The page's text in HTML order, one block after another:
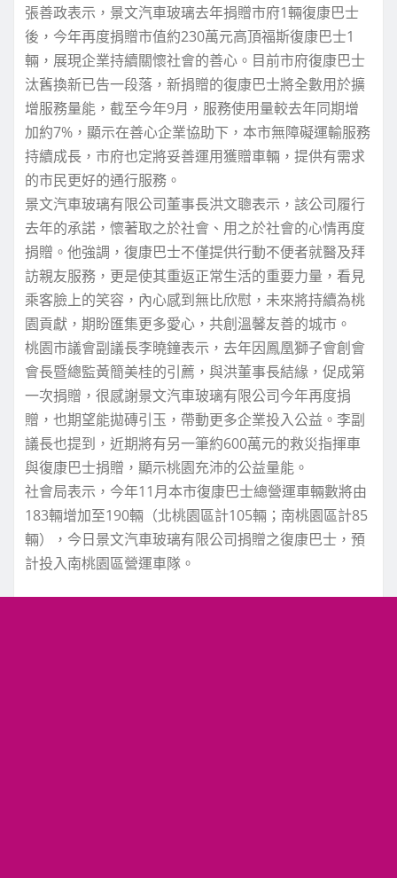
張善政表示，景文汽車玻璃去年捐贈市府1輛復康巴士
後，今年再度捐贈市值約230萬元高頂福斯復康巴士1
輛，展現企業持續關懷社會的善心。目前市府復康巴士
汰舊換新已告一段落，新捐贈的復康巴士將全數用於擴
增服務量能，截至今年9月，服務使用量較去年同期增
加約7%，顯示在善心企業協助下，本市無障礙運輸服務
持續成長，市府也定將妥善運用獲贈車輛，提供有需求
的市民更好的通行服務。
景文汽車玻璃有限公司董事長洪文聰表示，該公司履行
去年的承諾，懷著取之於社會、用之於社會的心情再度
捐贈。他強調，復康巴士不僅提供行動不便者就醫及拜
訪親友服務，更是使其重返正常生活的重要力量，看見
乘客臉上的笑容，內心感到無比欣慰，未來將持續為桃
園貢獻，期盼匯集更多愛心，共創溫馨友善的城市。
桃園市議會副議長李曉鐘表示，去年因鳳凰獅子會創會
會長暨總監黃簡美桂的引薦，與洪董事長結緣，促成第
一次捐贈，很感謝景文汽車玻璃有限公司今年再度捐
贈，也期望能拋磚引玉，帶動更多企業投入公益。李副
議長也提到，近期將有另一筆約600萬元的救災指揮車
與復康巴士捐贈，顯示桃園充沛的公益量能。
社會局表示，今年11月本市復康巴士總營運車輛數將由
183輛增加至190輛（北桃園區計105輛；南桃園區計85
輛），今日景文汽車玻璃有限公司捐贈之復康巴士，預
計投入南桃園區營運車隊。